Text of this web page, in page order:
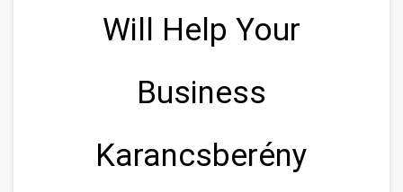
Will Help Your
Business
Karancsberény